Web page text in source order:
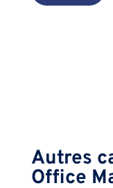
Autres
Office